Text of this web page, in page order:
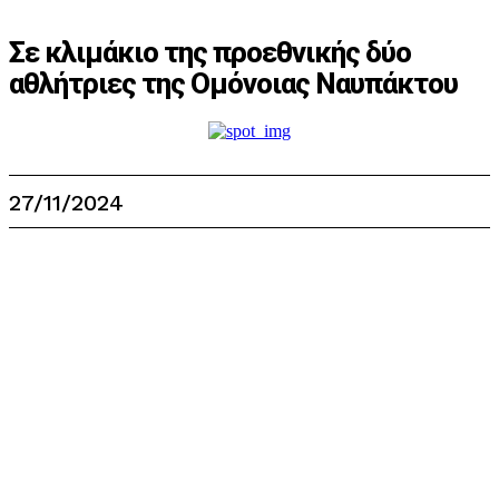
Σε κλιμάκιο της προεθνικής δύο
αθλήτριες της Ομόνοιας Ναυπάκτου
27/11/2024